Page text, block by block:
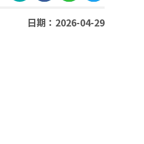
日期：2026-04-29